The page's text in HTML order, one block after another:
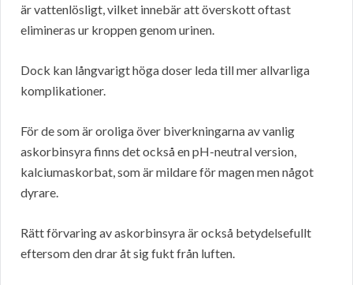
är vattenlösligt, vilket innebär att överskott oftast
elimineras ur kroppen genom urinen.
Dock kan långvarigt höga doser leda till mer allvarliga
komplikationer.
För de som är oroliga över biverkningarna av vanlig
askorbinsyra finns det också en pH-neutral version,
kalciumaskorbat, som är mildare för magen men något
dyrare.
Rätt förvaring av askorbinsyra är också betydelsefullt
eftersom den drar åt sig fukt från luften.